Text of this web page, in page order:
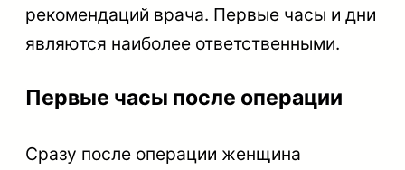
рекомендаций врача. Первые часы и дни
являются наиболее ответственными.
Первые часы после операции
Сразу после операции женщина